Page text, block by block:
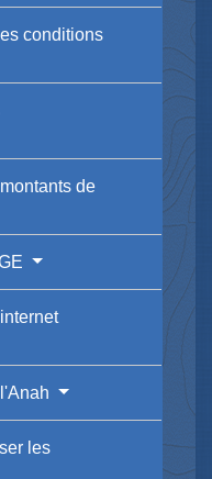
conditions
de
les